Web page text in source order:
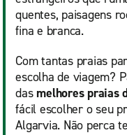
quentes, paisagens
fina e branca.
Com tantas praias
escolha de viagem?
das melhores praias
fácil escolher o seu
Algarvia. Não perca